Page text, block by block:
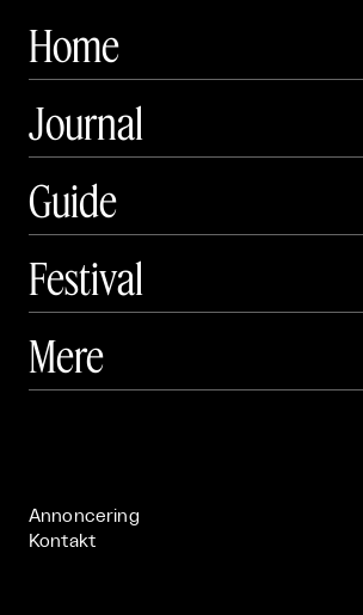
Home
Journal
Guide
Festival
 Art Matter Festival
Mere
Annoncering
Kontakt